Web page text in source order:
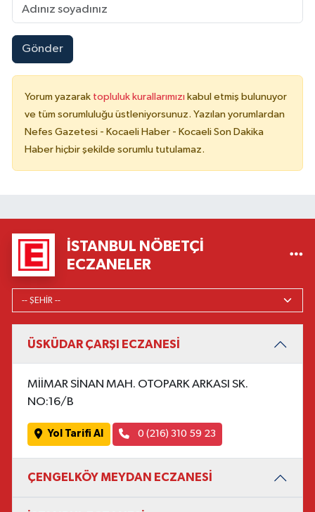
Gönder
Yorum yazarak topluluk kurallarımızı kabul etmiş bulunuyor
ve tüm sorumluluğu üstleniyorsunuz. Yazılan yorumlardan
Nefes Gazetesi - Kocaeli Haber - Kocaeli Son Dakika
Haber hiçbir şekilde sorumlu tutulamaz.
İSTANBUL NÖBETÇI
ECZANELER
ÜSKÜDAR ÇARŞI ECZANESİ
MİİMAR SİNAN MAH. OTOPARK ARKASI SK.
NO:16/B
Yol Tarifi Al 0 (216) 310 59 23
ÇENGELKÖY MEYDAN ECZANESİ